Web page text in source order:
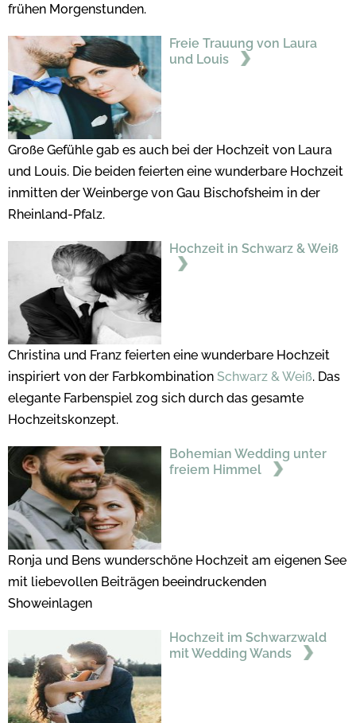
frühen Morgenstunden.
Freie Trauung von Laura
und Louis
Große Gefühle gab es auch bei der Hochzeit von Laura
und Louis. Die beiden feierten eine wunderbare Hochzeit
inmitten der Weinberge von Gau Bischofsheim in der
Rheinland-Pfalz.
Hochzeit in Schwarz & Weiß
Christina und Franz feierten eine wunderbare Hochzeit
inspiriert von der Farbkombination Schwarz & Weiß. Das
elegante Farbenspiel zog sich durch das gesamte
Hochzeitskonzept.
Bohemian Wedding unter
freiem Himmel
Ronja und Bens wunderschöne Hochzeit am eigenen See
mit liebevollen Beiträgen beeindruckenden
Showeinlagen
Hochzeit im Schwarzwald
mit Wedding Wands